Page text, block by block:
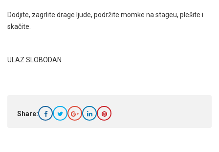
Dodjite, zagrlite drage ljude, podržite momke na stageu, plešite i
skačite.
ULAZ SLOBODAN
Share: